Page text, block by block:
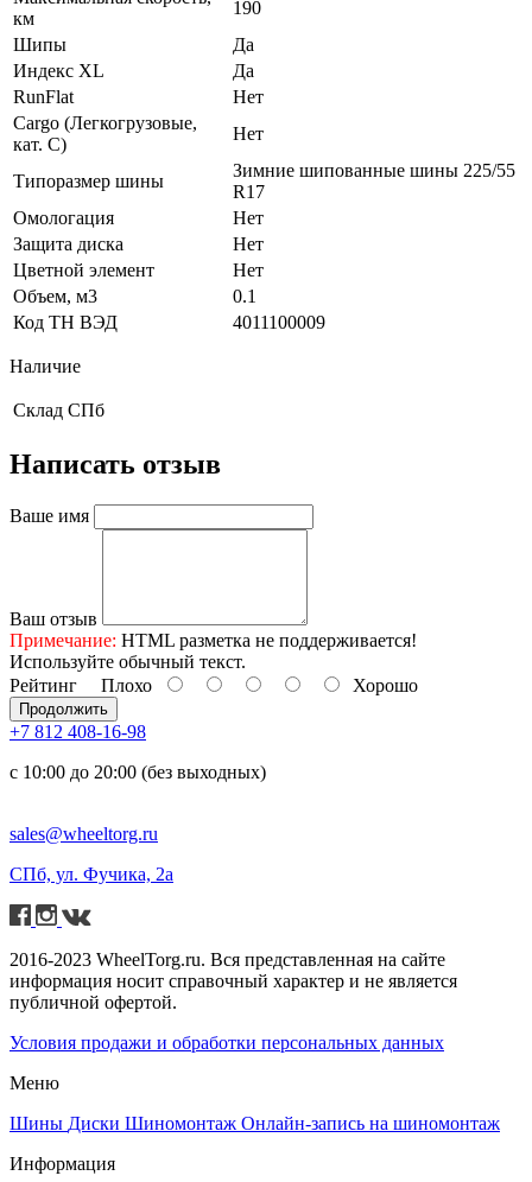
км
190
Шипы
Да
Индекс XL
Да
RunFlat
Нет
Cargo (Легкогрузовые,
кат. С)
Нет
Типоразмер шины
Зимние шипованные шины 225/55
R17
Омологация
Нет
Защита диска
Нет
Цветной элемент
Нет
Объем, м3
0.1
Код ТН ВЭД
4011100009
Наличие
Склад СПб
Написать отзыв
Ваше имя
Ваш отзыв
Примечание: HTML разметка не поддерживается!
Используйте обычный текст.
Рейтинг Плохо Хорошо
Продолжить
+7 812 408-16-98
с 10:00 до 20:00 (без выходных)
sales@wheeltorg.ru
СПб, ул. Фучика, 2а
2016-2023 WheelTorg.ru. Вся представленная на сайте
информация носит справочный характер и не является
публичной офертой.
Условия продажи и обработки персональных данных
Меню
Шины Диски Шиномонтаж Онлайн-запись на шиномонтаж
Информация